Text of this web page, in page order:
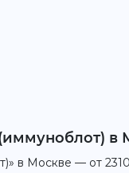
в
в Москве — от